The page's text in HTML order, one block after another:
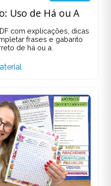
Uso de Há ou A
com explicações, dicas
frases e gabarito
de há ou a.